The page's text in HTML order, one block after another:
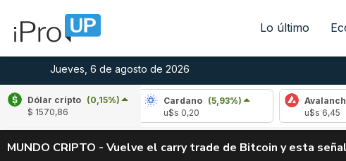
Lo último
Jueves, 6 de agosto de 2026
Dólar cripto (0,15%)
$ 1570,86
(-3,21%)
Cardano
(5,93%)
Avalanche (-
MUNDO CRIPTO - Vuelve el carry trade de Bitcoin y esta